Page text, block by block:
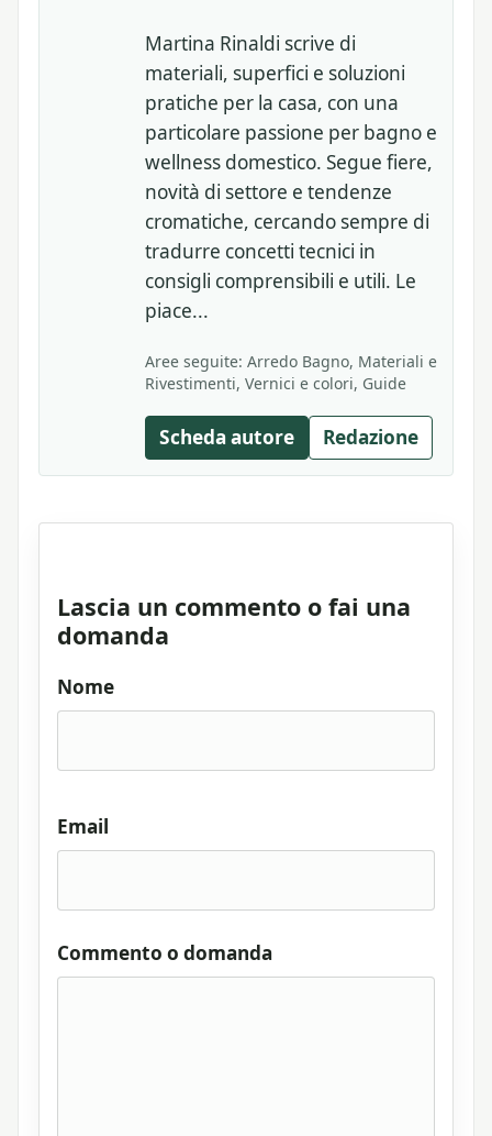
Martina Rinaldi scrive di
materiali, superfici e soluzioni
pratiche per la casa, con una
particolare passione per bagno e
wellness domestico. Segue fiere,
novità di settore e tendenze
cromatiche, cercando sempre di
tradurre concetti tecnici in
consigli comprensibili e utili. Le
piace...
Aree seguite: Arredo Bagno, Materiali e
Rivestimenti, Vernici e colori, Guide
Scheda autore Redazione
Lascia un commento o fai una
domanda
Nome
Email
Commento o domanda